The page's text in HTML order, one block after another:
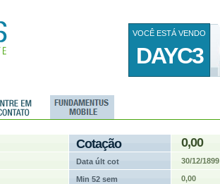
VOCÊ ESTÁ VENDO
DAYC3
Cotação 0,00
Data últ cot 30/12/1899
Min 52 sem 0,00